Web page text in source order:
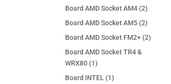
productos
Board AMD Socket AM4 22
Board AMD Socket AM5 22
Board AMD Socket FM2+ 22
Board AMD Socket TR4 &
WRX80 11
producto
Board INTEL 11